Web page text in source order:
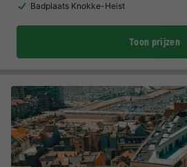
Badplaats Knokke-Heist
Toon prijzen